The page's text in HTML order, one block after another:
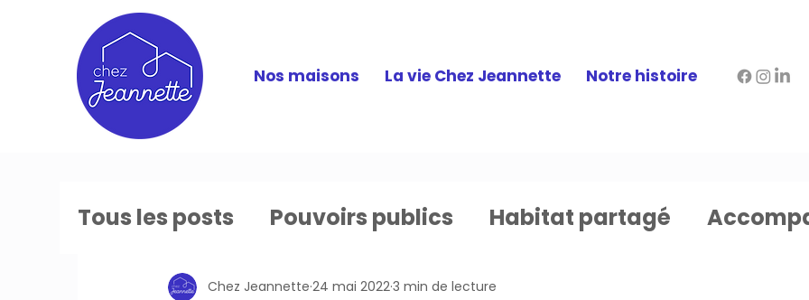
Nos maisons La vie Chez Jeannette Notre histoire
Tous les posts Pouvoirs publics Habitat partagé
Chez Jeannette 24 mai 20223 min de lecture